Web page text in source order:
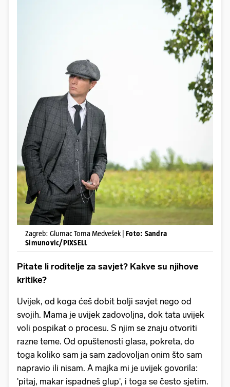
Zagreb: Glumac Toma Medvešek | Foto: Sandra
Simunovic/PIXSELL
Pitate li roditelje za savjet? Kakve su njihove
kritike?
Uvijek, od koga ćeš dobit bolji savjet nego od
svojih. Mama je uvijek zadovoljna, dok tata uvijek
voli pospikat o procesu. S njim se znaju otvoriti
razne teme. Od opuštenosti glasa, pokreta, do
toga koliko sam ja sam zadovoljan onim što sam
napravio ili nisam. A majka mi je uvijek govorila:
'pitaj, makar ispadneš glup', i toga se često sjetim.